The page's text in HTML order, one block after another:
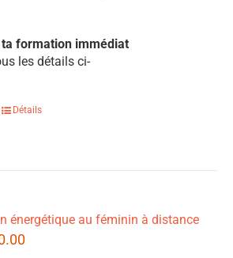
formation immédiat
les détails ci-
Détails
énergétique au féminin à distance